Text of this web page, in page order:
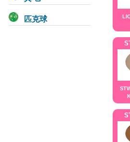
匹克球